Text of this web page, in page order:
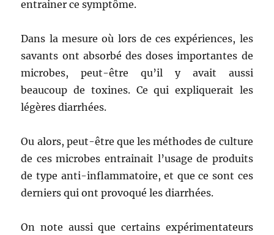
entrainer ce symptôme.
Dans la mesure où lors de ces expériences, les
savants ont absorbé des doses importantes de
microbes, peut-être qu’il y avait aussi
beaucoup de toxines. Ce qui expliquerait les
légères diarrhées.
Ou alors, peut-être que les méthodes de culture
de ces microbes entrainait l’usage de produits
de type anti-inflammatoire, et que ce sont ces
derniers qui ont provoqué les diarrhées.
On note aussi que certains expérimentateurs